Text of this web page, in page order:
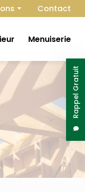
extérieur
Contact
Rappel Gratuit
Menuiserie